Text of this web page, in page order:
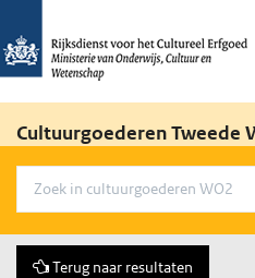
Cultuurgoederen Tweede
Terug naar resultaten